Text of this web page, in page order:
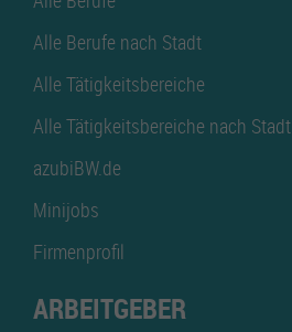
Alle Berufe nach Stadt
Alle Tätigkeitsbereiche
Alle Tätigkeitsbereiche nach Stadt
azubiBW.de
Minijobs
Firmenprofil
ARBEITGEBER